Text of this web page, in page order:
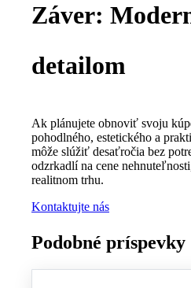
Záver:
detailom
Ak plánujete obnoviť svoju
pohodlného, estetického a
môže slúžiť desaťročia bez
odzrkadlí na cene
realitnom trhu.
Kontaktujte nás
Podobné príspevky